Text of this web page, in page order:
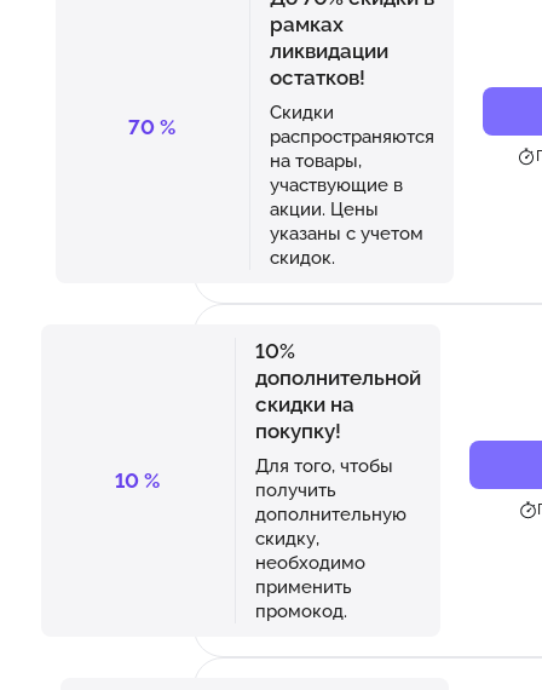
70 %
рамках
ликвидации
остатков!
Скидки
распространяются
на товары,
участвующие в
акции. Цены
указаны с учетом
скидок.
10 %
10%
дополнительной
скидки на
покупку!
Для того, чтобы
получить
дополнительную
скидку,
необходимо
применить
промокод.